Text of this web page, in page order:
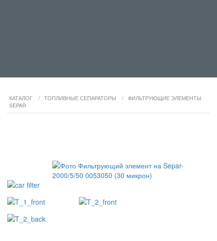
КАТАЛОГ / ТОПЛИВНЫЕ СЕПАРАТОРЫ / ФИЛЬТРУЮЩИЕ ЭЛЕМЕНТЫ
SEPAR